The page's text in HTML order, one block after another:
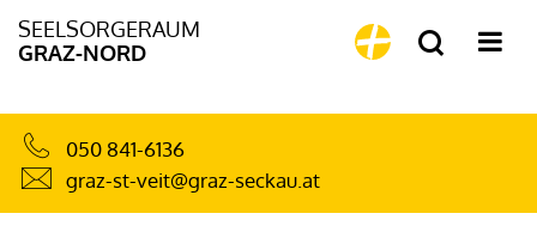
SEELSORGERAUM
GRAZ-NORD
050 841-6136
graz-st-veit@graz-seckau.at